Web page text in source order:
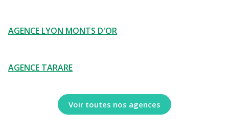
AGENCE LYON MONTS D'OR
AGENCE TARARE
Voir toutes nos agences